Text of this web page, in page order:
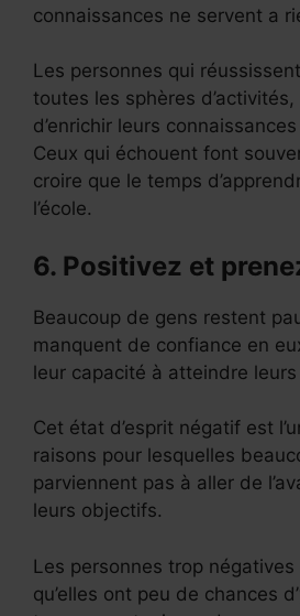
connaissances ne servent a
Les personnes qui
toutes les sphères
d’enrichir leurs
Ceux qui échouent font
croire que le temps
l’école.
6. Positivez et
Beaucoup de gens restent
manquent de confiance en
leur capacité à atteindre
Cet état d’esprit négatif est
raisons pour lesquelles
parviennent pas à aller de
leurs objectifs.
Les personnes trop
qu’elles ont peu de chances